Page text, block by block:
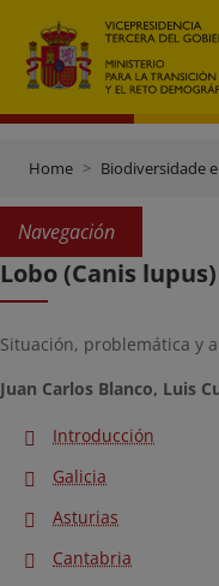
Home Biodiversidade
Navegación
Lobo (Canis
Situación, problemática y
Juan Carlos Blanco, Luis
Introducción
Galicia
Asturias
Cantabria